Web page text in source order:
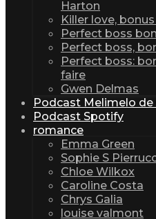
Harton
Killer love,
Perfect boss
Perfect boss,
Perfect boss:
faire
Gwen Delmas
Podcast Melimelo de
Podcast Spotify
romance
Emma Green
Sophie S
Chloe Wilkox
Caroline Costa
Chrys Galia
louise valmont